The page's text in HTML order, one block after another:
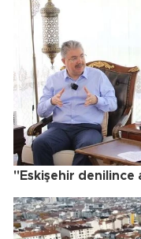
"Eskişehir denilince